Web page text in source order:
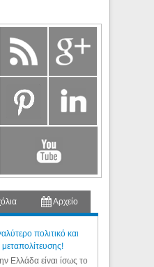
Αρχείο
πολιτικό και
Ελλάδα είναι ίσως το